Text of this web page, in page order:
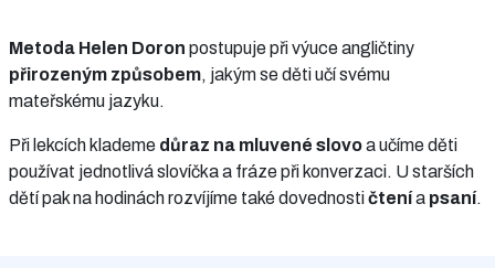
Metoda Helen Doron postupuje při výuce angličtiny
přirozeným způsobem, jakým se děti učí svému
mateřskému jazyku.
Při lekcích klademe důraz na mluvené slovoa učíme děti
používat jednotlivá slovíčka a fráze při konverzaci. U starších
dětí pak na hodinách rozvíjíme také dovednostičtenía psaní.